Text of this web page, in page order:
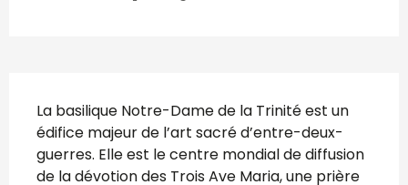
Description
La basilique Notre-Dame de la Trinité est un
édifice majeur de l’art sacré d’entre-deux-
guerres. Elle est le centre mondial de diffusion
de la dévotion des Trois Ave Maria, une prière